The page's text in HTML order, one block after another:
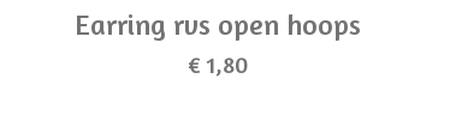
Earring rvs open hoops
€ 1,80